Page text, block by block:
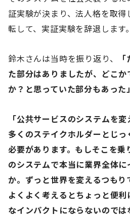
証実験が決まり、法人格を取
転して、実証実験を辞退します。
鈴木さんは当時を振り返り、
た部分はありましたが、どこ
か？と思っていた部分もあった」
「公共サービスのシステムを
多くのステイクホルダーとじ
必要があります。 もしそこを乗
のシステムで本当に業界全体
か。ずっと世界を変えるつもり
よくよく考えるとちょっと便
なインパクトにならないので